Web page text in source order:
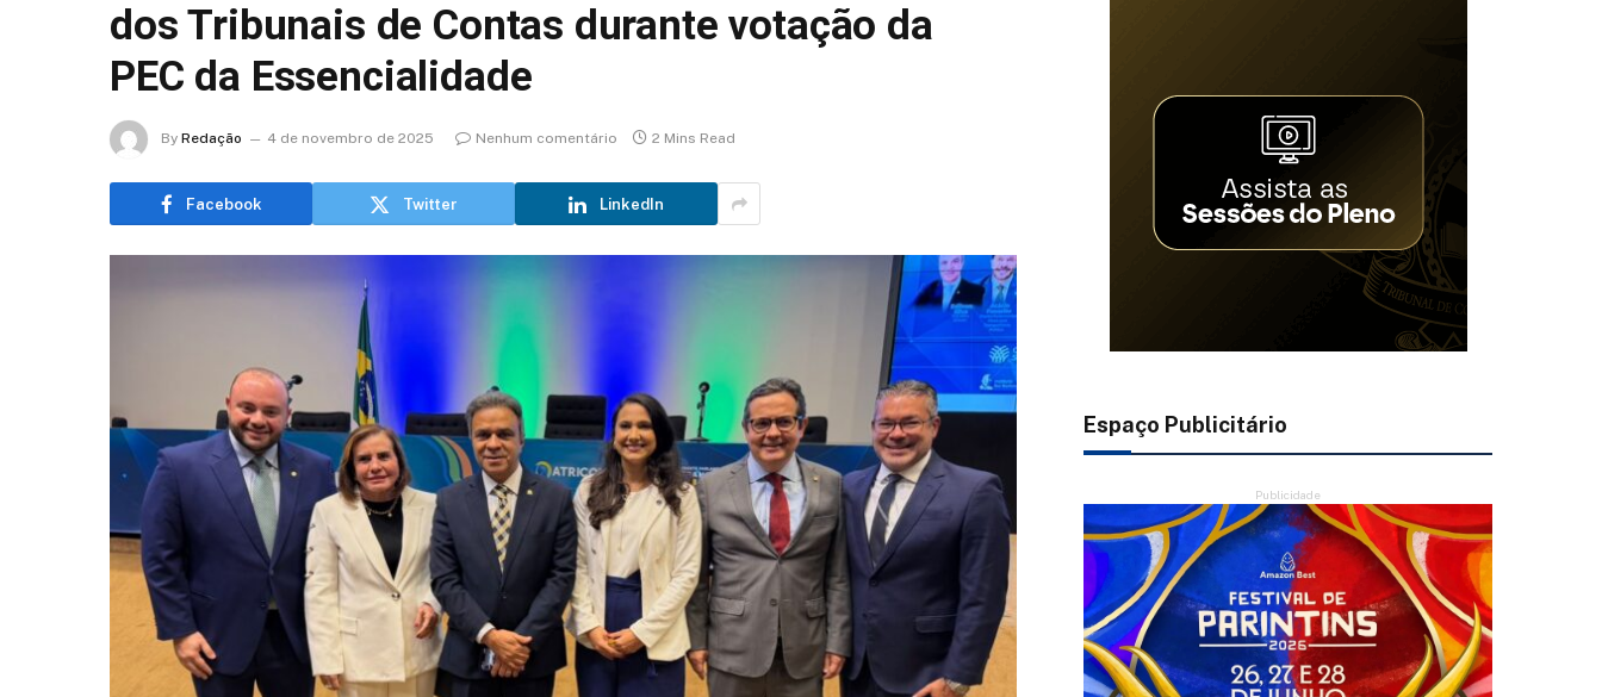
dos Tribunais de Contas durante votação da
PEC da Essencialidade
By Redação 4 de novembro de 2025 Nenhum comentário 2 Mins Read
Facebook Twitter LinkedIn
Espaço Publicitário
Publicidade